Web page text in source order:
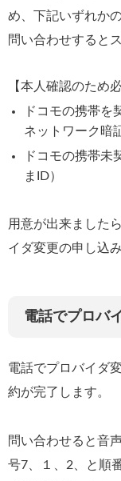
め、下記いずれか
問い合わせすると
【本人確認のため
ドコモの携帯を
ネットワーク暗
ドコモの携帯未
まID）
用意が出来ました
イダ変更の申し込
電話でプロバ
電話でプロバイダ
約が完了します。
問い合わせると音
号7、１、2、と順